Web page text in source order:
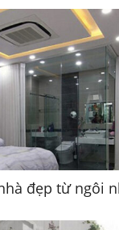
đẹp từ ngôi